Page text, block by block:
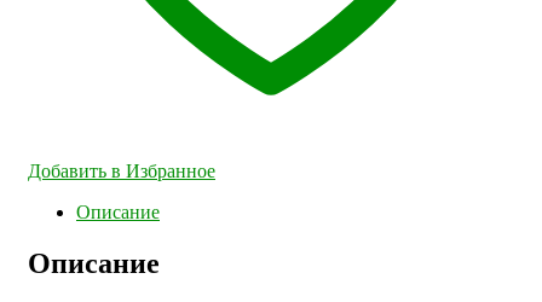
Добавить в Избранное
Описание
Описание